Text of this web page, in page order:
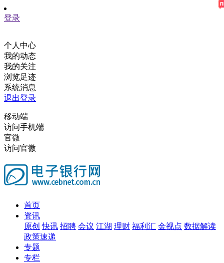
登录
个人中心
我的动态
我的关注
浏览足迹
系统消息
退出登录
移动端
访问手机端
官微
访问官微
首页
资讯
原创 快讯 招聘 会议 江湖 理财 福利汇 金视点 数据解读
政策速递
专题
专栏